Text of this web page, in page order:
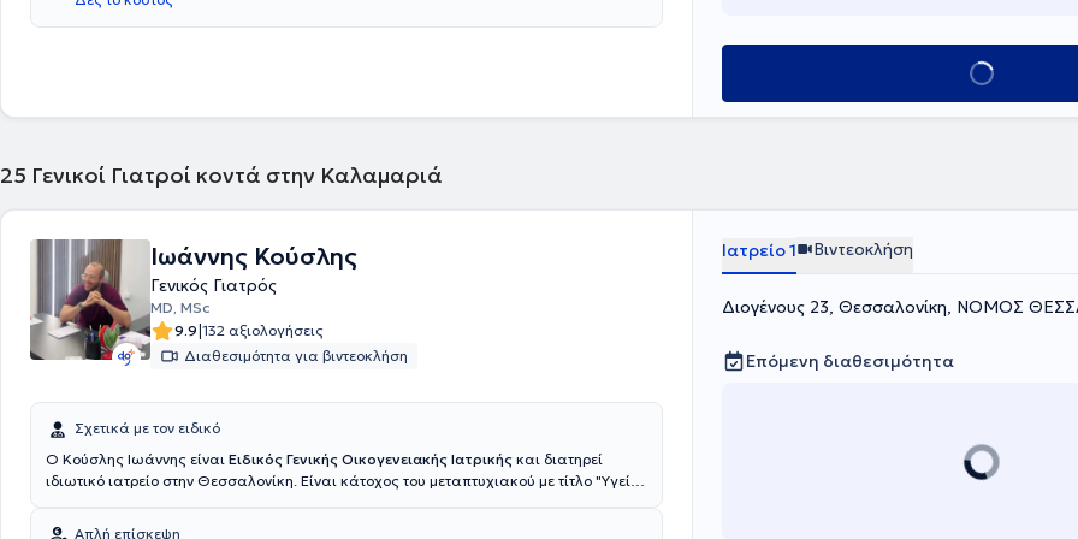
σύνδρομο.
Κλείσε ραντεβού
25 Γενικοί Γιατροί κοντά στην Καλαμαριά
Ιωάννης Κούσλης
Γενικός Γιατρός
MD, MSc
9.9|132 αξιολογήσεις
Διαθεσιμότητα για βιντεοκλήση
Σχετικά με τον ειδικό
O Κούσλης Ιωάννης είναι Ειδικός Γενικής Οικογενειακής Ιατρικής και διατηρεί
ιδιωτικό ιατρείο στην Θεσσαλονίκη. Είναι κάτοχος του μεταπτυχιακού με τίτλο "Υγεία
Επείγουσα Ιατρική Προνοσοκομειακή Φροντίδα.Στο ιατρείο του παρέχονται υπηρεσίες
Απλή επίσκεψη
Ιατρείο 1 Βιντεοκλήση
Διογένους 23, Θεσσαλονίκη, ΝΟΜΟΣ
Επόμενη διαθεσιμότητα